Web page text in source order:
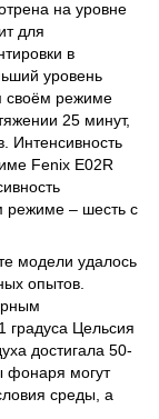
на уровне
для
в
уровень
своём режиме
25 минут,
Интенсивность
Fenix E02R
режиме – шесть с
модели удалось
опытов.
градуса Цельсия
достигала 50-
фонаря могут
среды, а